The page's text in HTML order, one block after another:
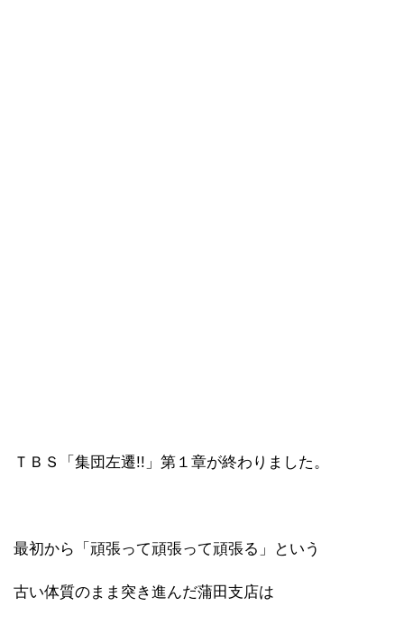
ＴＢＳ「集団左遷!!」第１章が終わりました。
最初から「頑張って頑張って頑張る」という
古い体質のまま突き進んだ蒲田支店は